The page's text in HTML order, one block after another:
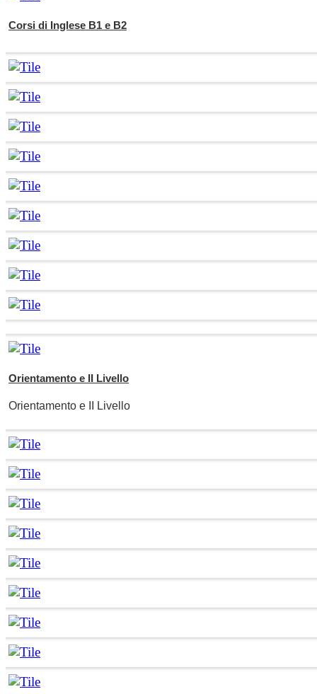
Corsi di Inglese B1 e B2
Orientamento e II Livello
Orientamento e II Livello